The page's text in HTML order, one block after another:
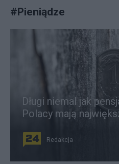
#Pieniądze
Długi niemal jak
Polacy mają
Redakcja